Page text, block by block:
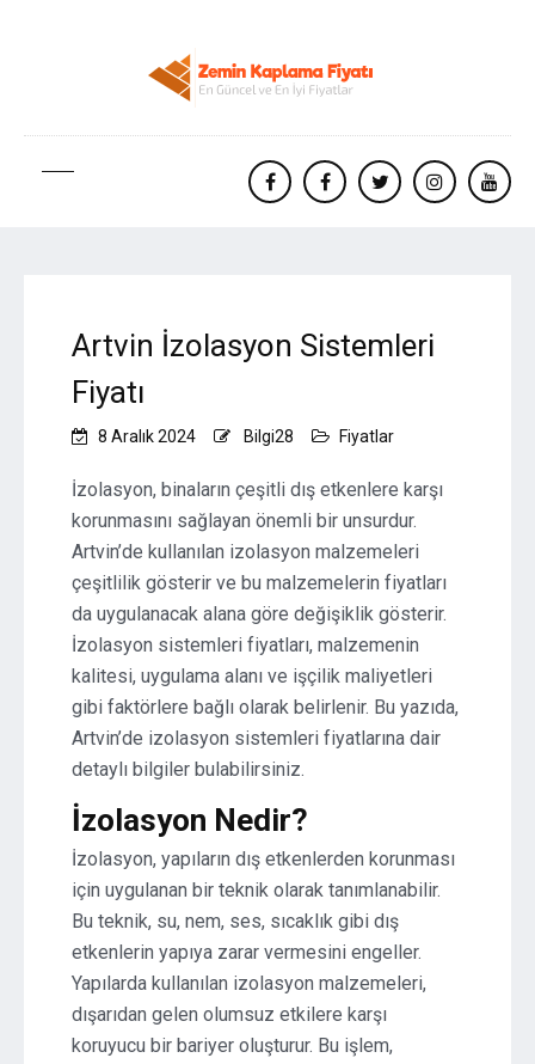
facebookFacebooktwitterinstagram
Artvin İzolasyon Sistemleri
Fiyatı
8 Aralık 2024 Bilgi28 Fiyatlar
İzolasyon, binaların çeşitli dış etkenlere karşı
korunmasını sağlayan önemli bir unsurdur.
Artvin’de kullanılan izolasyon malzemeleri
çeşitlilik gösterir ve bu malzemelerin fiyatları
da uygulanacak alana göre değişiklik gösterir.
İzolasyon sistemleri fiyatları, malzemenin
kalitesi, uygulama alanı ve işçilik maliyetleri
gibi faktörlere bağlı olarak belirlenir. Bu yazıda,
Artvin’de izolasyon sistemleri fiyatlarına dair
detaylı bilgiler bulabilirsiniz.
İzolasyon Nedir?
İzolasyon, yapıların dış etkenlerden korunması
için uygulanan bir teknik olarak tanımlanabilir.
Bu teknik, su, nem, ses, sıcaklık gibi dış
etkenlerin yapıya zarar vermesini engeller.
Yapılarda kullanılan izolasyon malzemeleri,
dışarıdan gelen olumsuz etkilere karşı
koruyucu bir bariyer oluşturur. Bu işlem,